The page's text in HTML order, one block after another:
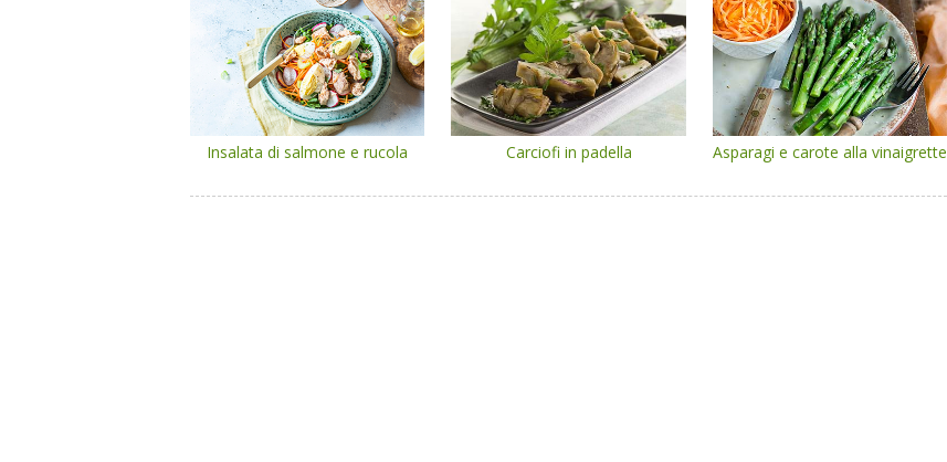
Insalata di salmone e rucola Carciofi in padella Asparagi e carote alla vinaigrette